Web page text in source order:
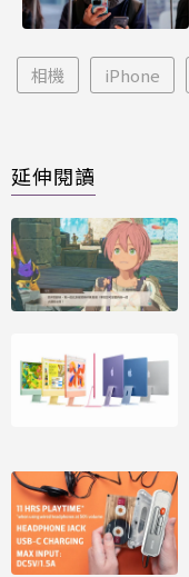
相機 iPhone
延伸閱讀